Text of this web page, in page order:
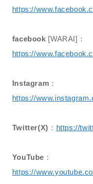
https://
facebook [WARAI]：
https://
Instagram ：
https://
Twitter(X) ： https://
YouTube ：
https://